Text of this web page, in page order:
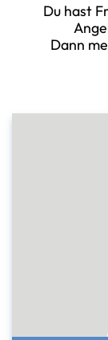
Du hast
Dann